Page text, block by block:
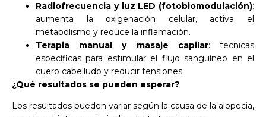
Radiofrecuencia y luz LED (fotobiomodulación):
aumenta la oxigenación celular, activa el
metabolismo y reduce la inflamación.
Terapia manual y masaje capilar: técnicas
específicas para estimular el flujo sanguíneo en el
cuero cabelludo y reducir tensiones.
¿Qué resultados se pueden esperar?
Los resultados pueden variar según la causa de la alopecia,